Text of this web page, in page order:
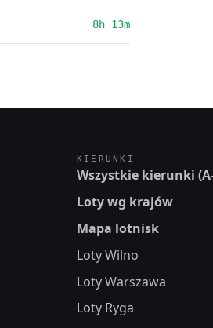
8h 13m
KIERUNKI
Wszystkie kierunki
Loty wg krajów
Mapa lotnisk
Loty Wilno
Loty Warszawa
Loty Ryga